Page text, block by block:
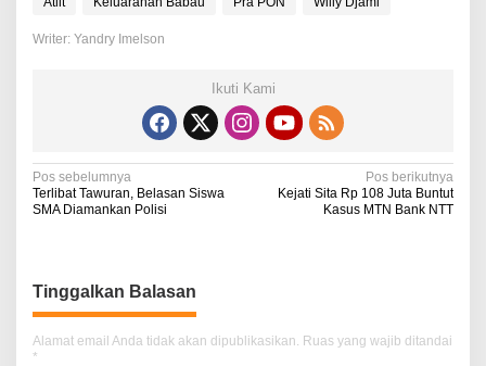
Writer: Yandry Imelson
Ikuti Kami
N
a
i
g
a
Pos sebelumnya
Terlibat Tawuran, Belasan Siswa
SMA Diamankan Polisi
Pos berikutnya
Kejati Sita Rp 108 Juta Buntut
Kasus MTN Bank NTT
Tinggalkan Balasan
Alamat email Anda tidak akan dipublikasikan. Ruas yang wajib ditandai
*